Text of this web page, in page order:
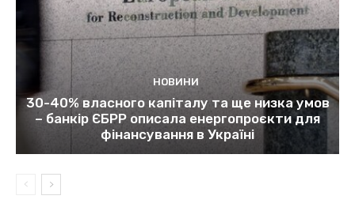
НОВИНИ
30-40% власного капіталу та ще низка умов
– банкір ЄБРР описала енергопроєкти для
фінансування в Україні